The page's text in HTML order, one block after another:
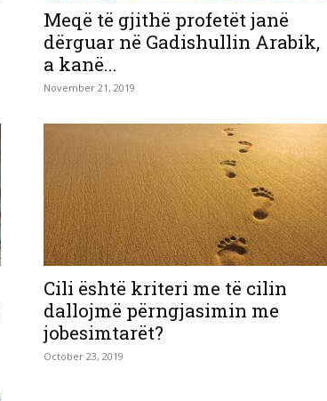
islame
Meqë të gjithë profetët janë
dërguar në Gadishullin Arabik,
a kanë...
November 21, 2019
Cili është kriteri me të cilin
dallojmë përngjasimin me
jobesimtarët?
October 23, 2019